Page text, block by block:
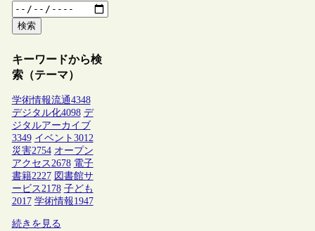
検索
キーワードから検
索（テーマ）
学術情報流通4348
デジタル化4098 デ
ジタルアーカイブ
3349 イベント 3012
災害2754 オープン
アクセス2678 電子
書籍2227 図書館サ
ービス2178 子ども
2017 学術情報1947
続きを見る